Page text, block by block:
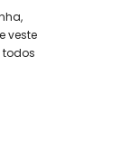
veste
todos